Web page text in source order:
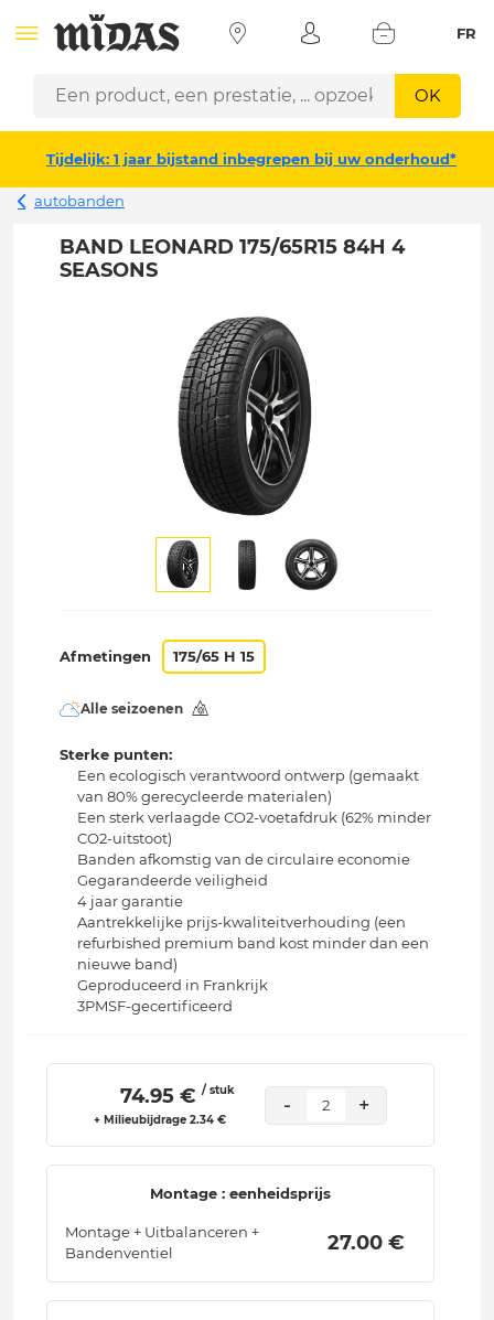
FR
OK
Tijdelijk: 1 jaar bijstand inbegrepen bij uw onderhoud*
autobanden
BAND LEONARD 175/65R15 84H 4
SEASONS
Afmetingen 175/65 H 15
Alle seizoenen
Sterke punten:
Een ecologisch verantwoord ontwerp (gemaakt
van 80% gerecycleerde materialen)
Een sterk verlaagde CO2-voetafdruk (62% minder
CO2-uitstoot)
Banden afkomstig van de circulaire economie
Gegarandeerde veiligheid
4 jaar garantie
Aantrekkelijke prijs-kwaliteitverhouding (een
refurbished premium band kost minder dan een
nieuwe band)
Geproduceerd in Frankrijk
3PMSF-gecertificeerd
74.95 € / stuk
+ Milieubijdrage 2.34 €
- 2 +
Montage : eenheidsprijs
Montage + Uitbalanceren +
Bandenventiel
27.00 €